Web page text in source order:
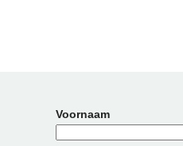
Voornaam